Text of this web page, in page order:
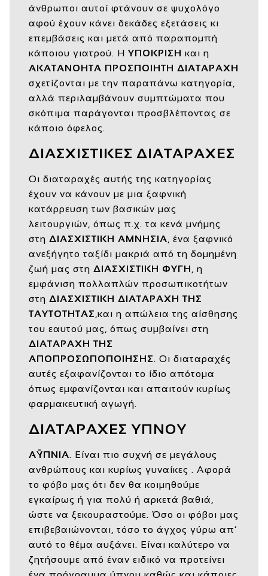
άνθρωποι αυτοί φτάνουν σε ψυχολόγο
αφού έχουν κάνει δεκάδες εξετάσεις κι
επεμβάσεις και μετά από παραπομπή
κάποιου γιατρού. Η ΥΠΟΚΡΙΣΗ και η
ΑΚΑΤΑΝΟΗΤΑ ΠΡΟΣΠΟΙΗΤΗ ΔΙΑΤΑΡΑΧΗ
σχετίζονται με την παραπάνω κατηγορία,
αλλά περιλαμβάνουν συμπτώματα που
σκόπιμα παράγονται προσβλέποντας σε
κάποιο όφελος.
ΔΙΑΣΧΙΣΤΙΚΕΣ ΔΙΑΤΑΡΑΧΕΣ
Οι διαταραχές αυτής της κατηγορίας
έχουν να κάνουν με μια ξαφνική
κατάρρευση των βασικών μας
λειτουργιών, όπως π.χ. τα κενά μνήμης
στη ΔΙΑΣΧΙΣΤΙΚΗ ΑΜΝΗΣΙΑ , ένα ξαφνικό
ανεξήγητο ταξίδι μακριά από τη δομημένη
ζωή μας στη ΔΙΑΣΧΙΣΤΙΚΗ ΦΥΓΗ
, η
εμφάνιση πολλαπλών προσωπικοτήτων
στη ΔΙΑΣΧΙΣΤΙΚΗ ΔΙΑΤΑΡΑΧΗ ΤΗΣ
ΤΑΥΤΟΤΗΤΑΣ ,και η απώλεια της αίσθησης
του εαυτού μας, όπως συμβαίνει στη
ΔΙΑΤΑΡΑΧΗ ΤΗΣ
ΑΠΟΠΡΟΣΩΠΟΠΟΙΗΣΗΣ. Οι διαταραχές
αυτές εξαφανίζονται το ίδιο απότομα
όπως εμφανίζονται και απαιτούν κυρίως
φαρμακευτική αγωγή.
ΔΙΑΤΑΡΑΧΕΣ ΥΠΝΟΥ
ΑΫΠΝΙΑ. Είναι πιο συχνή σε μεγάλους
ανθρώπους και κυρίως γυναίκες . Αφορά
το φόβο μας ότι δεν θα κοιμηθούμε
εγκαίρως ή για πολύ ή αρκετά βαθιά,
ώστε να ξεκουραστούμε. Όσο οι φόβοι μας
επιβεβαιώνονται, τόσο το άγχος γύρω απ’
αυτό το θέμα αυξάνει. Είναι καλύτερο να
ζητήσουμε από έναν ειδικό να προτείνει